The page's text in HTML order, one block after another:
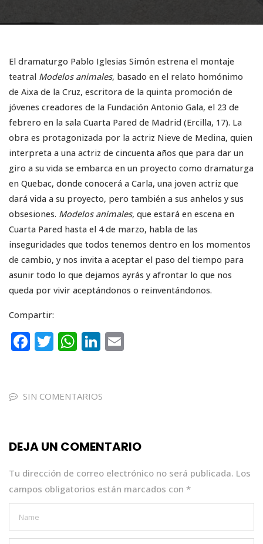
El dramaturgo Pablo Iglesias Simón estrena el montaje
teatral Modelos animales, basado en el relato homónimo
de Aixa de la Cruz, escritora de la quinta promoción de
jóvenes creadores de la Fundación Antonio Gala, el 23 de
febrero en la sala Cuarta Pared de Madrid (Ercilla, 17). La
obra es protagonizada por la actriz Nieve de Medina, quien
interpreta a una actriz de cincuenta años que para dar un
giro a su vida se embarca en un proyecto como dramaturga
en Quebac, donde conocerá a Carla, una joven actriz que
dará vida a su proyecto, pero también a sus anhelos y sus
obsesiones. Modelos animales, que estará en escena en
Cuarta Pared hasta el 4 de marzo, habla de las
inseguridades que todos tenemos dentro en los momentos
de cambio, y nos invita a aceptar el paso del tiempo para
asunir todo lo que dejamos ayrás y afrontar lo que nos
queda por vivir aceptándonos o reinventándonos.
Compartir:
F
e
o
k
T
te
W
ts
p
Li
e
SIN COMENTARIOS
DEJA UN COMENTARIO
Tu dirección de correo electrónico no será publicada. Los
campos obligatorios están marcados con *